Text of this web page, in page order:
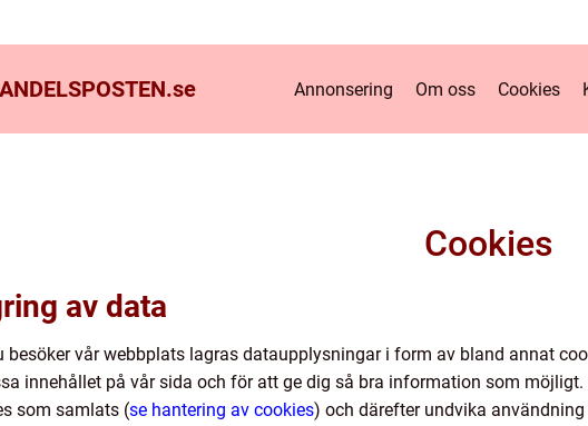
se Annonsering Om oss Cookies
Cookies
av data
besöker vår webbplats lagras dataupplysningar i form av bland annat
innehållet på vår sida och för att ge dig så bra information som
som samlats (se hantering av cookies) och därefter undvika